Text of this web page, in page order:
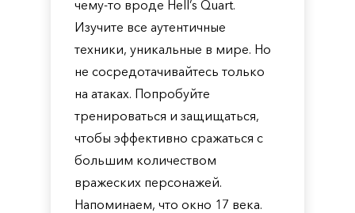
чему-то вроде Hell’s Quart.
Изучите все аутентичные
техники, уникальные в мире. Но
не сосредотачивайтесь только
на атаках. Попробуйте
тренироваться и защищаться,
чтобы эффективно сражаться с
большим количеством
вражеских персонажей.
Напоминаем, что окно 17 века.